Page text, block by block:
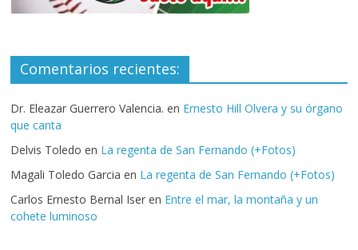
Comentarios recientes:
Dr. Eleazar Guerrero Valencia. en Ernesto Hill Olvera y su órgano
que canta
Delvis Toledo en La regenta de San Fernando (+Fotos)
Magali Toledo Garcia en La regenta de San Fernando (+Fotos)
Carlos Ernesto Bernal Iser en Entre el mar, la montaña y un
cohete luminoso